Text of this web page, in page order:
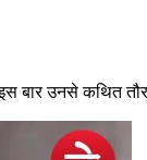
बार उनसे कथित